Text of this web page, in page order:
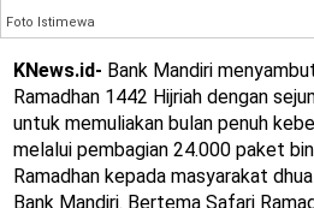
Foto Istimewa
KNews.id- Bank Mandiri
Ramadhan 1442 Hijriah dengan
untuk memuliakan bulan penuh
melalui pembagian 24.000 paket
Ramadhan kepada masyarakat
Bank Mandiri. Bertema Safari